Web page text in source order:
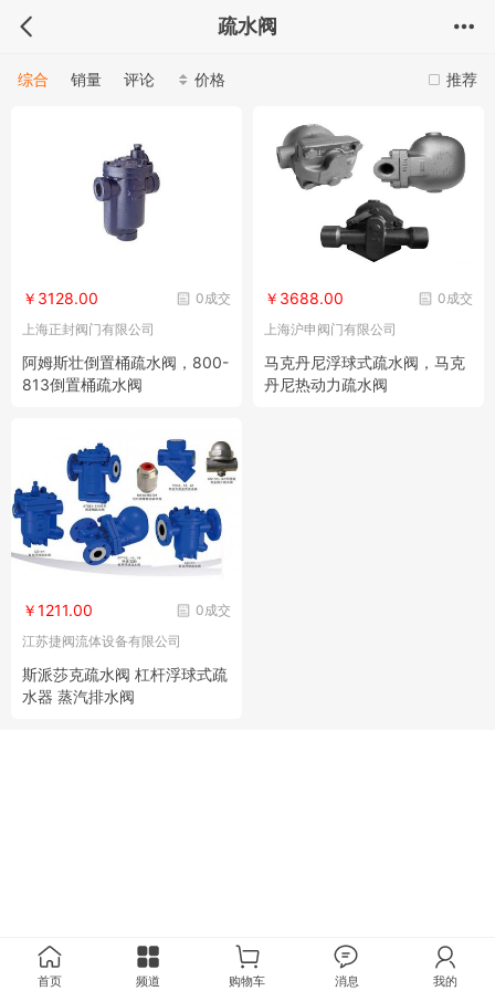
疏水阀
推荐
综合 销量 评论 价格
0成交
￥3128.00
上海正封阀门有限公司
阿姆斯壮倒置桶疏水阀，800-
813倒置桶疏水阀
0成交
￥3688.00
上海沪申阀门有限公司
马克丹尼浮球式疏水阀，马克
丹尼热动力疏水阀
0成交
￥1211.00
江苏捷阀流体设备有限公司
斯派莎克疏水阀 杠杆浮球式疏
水器 蒸汽排水阀
首页 频道 购物车 消息 我的